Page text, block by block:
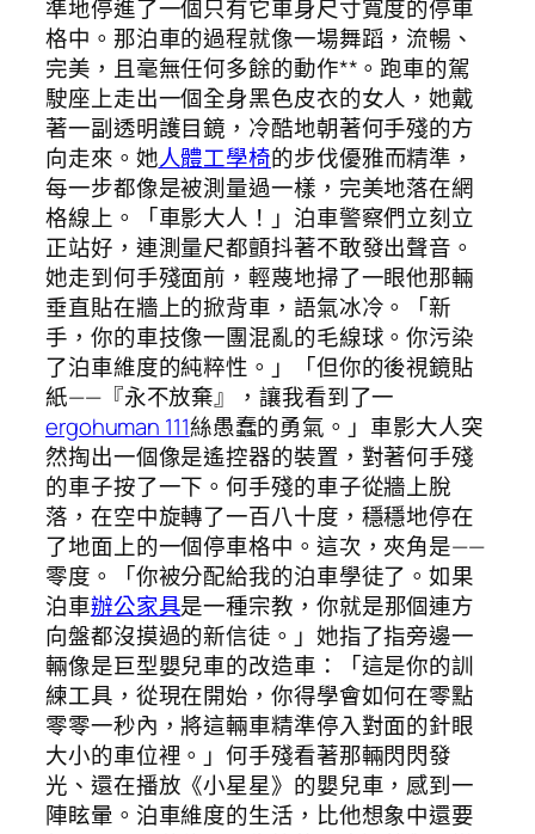
準地停進了一個只有它車身尺寸寬度的停車
格中。那泊車的過程就像一場舞蹈，流暢、
完美，且毫無任何多餘的動作**。跑車的駕
駛座上走出一個全身黑色皮衣的女人，她戴
著一副透明護目鏡，冷酷地朝著何手殘的方
向走來。她人體工學椅的步伐優雅而精準，
每一步都像是被測量過一樣，完美地落在網
格線上。「車影大人！」泊車警察們立刻立
正站好，連測量尺都顫抖著不敢發出聲音。
她走到何手殘面前，輕蔑地掃了一眼他那輛
垂直貼在牆上的掀背車，語氣冰冷。「新
手，你的車技像一團混亂的毛線球。你污染
了泊車維度的純粹性。」「但你的後視鏡貼
紙——『永不放棄』，讓我看到了一
ergohuman 111絲愚蠢的勇氣。」車影大人突
然掏出一個像是遙控器的裝置，對著何手殘
的車子按了一下。何手殘的車子從牆上脫
落，在空中旋轉了一百八十度，穩穩地停在
了地面上的一個停車格中。這次，夾角是——
零度。「你被分配給我的泊車學徒了。如果
泊車辦公家具是一種宗教，你就是那個連方
向盤都沒摸過的新信徒。」她指了指旁邊一
輛像是巨型嬰兒車的改造車：「這是你的訓
練工具，從現在開始，你得學會如何在零點
零零一秒內，將這輛車精準停入對面的針眼
大小的車位裡。」何手殘看著那輛閃閃發
光、還在播放《小星星》的嬰兒車，感到一
陣眩暈。泊車維度的生活，比他想象中還要